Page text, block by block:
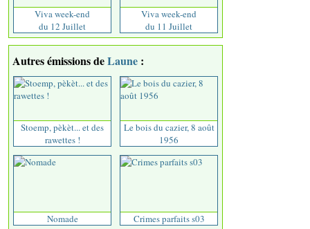
Viva week-end
du 12 Juillet
Viva week-end
du 11 Juillet
Autres émissions deLaune :
Stoemp, pèkèt... et des
rawettes !
Le bois du cazier, 8 août
1956
Nomade Crimes parfaits s03